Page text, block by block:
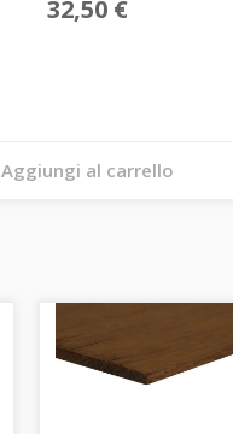
32,50 €
Aggiungi al carrello